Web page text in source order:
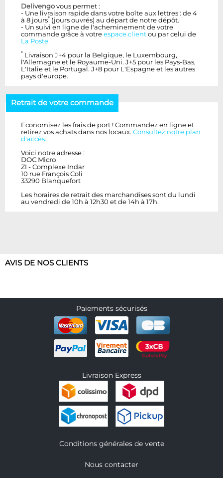
Delivengo vous permet :
- Une livraison rapide dans votre boîte aux lettres : de 4
à 8 jours* (jours ouvrés) au départ de notre dépôt.
- Un suivi en ligne de l'acheminement de votre
commande grâce à votre espace client ou par celui de
La Poste.
* Livraison J+4 pour la Belgique, le Luxembourg,
l'Allemagne et le Royaume-Uni. J+5 pour les Pays-Bas,
L'Italie et le Portugal. J+8 pour L'Espagne et les autres
pays d'europe.
Retrait de votre commande
Economisez les frais de port ! Commandez en ligne et
retirez vos achats dans nos locaux. Consultez notre plan
d'accès.
Voici notre adresse :
DOC Micro
ZI - Complexe Indar
10 rue François Coli
33290 Blanquefort
Les horaires de retrait des marchandises sont du lundi
au vendredi de 10h à 12h30 et de 14h à 17h.
AVIS DE NOS CLIENTS
Paiements sécurisés
Livraison Express
Conditions générales de vente
Nous contacter